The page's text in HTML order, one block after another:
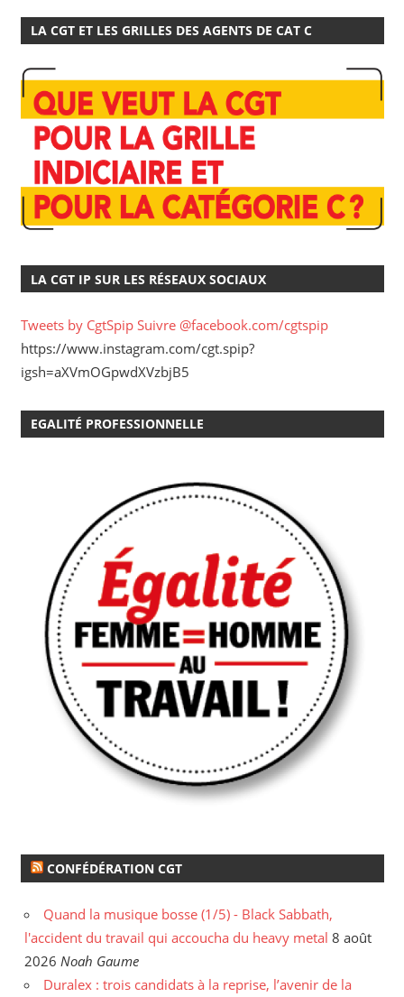
LA CGT ET LES GRILLES DES AGENTS DE CAT C
LA CGT IP SUR LES RÉSEAUX SOCIAUX
Tweets by CgtSpip Suivre @facebook.com/cgtspip
https://www.instagram.com/cgt.spip?
igsh=aXVmOGpwdXVzbjB5
EGALITÉ PROFESSIONNELLE
CONFÉDÉRATION CGT
Quand la musique bosse (1/5) - Black Sabbath,
l'accident du travail qui accoucha du heavy metal 8 août
2026 Noah Gaume
Duralex : trois candidats à la reprise, l’avenir de la